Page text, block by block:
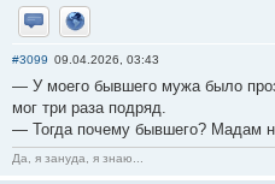
Отправить личное сообщение
Сайт
#3099 09.04.2026, 03:43
— У моего бывшего мужа было
мог три раза подряд.
— Тогда почему бывшего? Мадам
Да, я зануда, я знаю...